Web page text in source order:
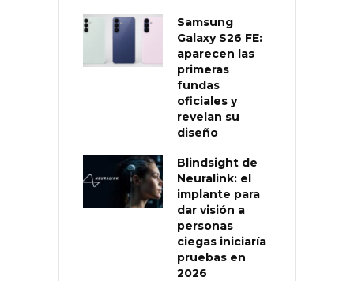
Samsung
Galaxy S26 FE:
aparecen las
primeras
fundas
oficiales y
revelan su
diseño
Blindsight de
Neuralink: el
implante para
dar visión a
personas
ciegas iniciaría
pruebas en
2026